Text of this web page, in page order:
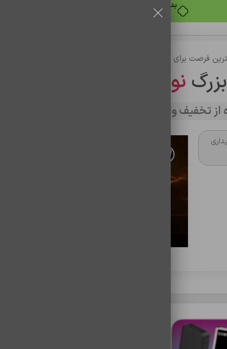
فرصت برای خرید
نوین تراشه
تخفیف وارد سایت شوید
بدون ضامن، بدون سود
ساختگی با تولید سادگی